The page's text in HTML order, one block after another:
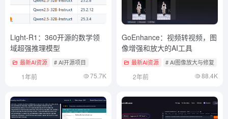
Light-R1：360开源的数学领
域超强推理模型
最新AI资源 # AI开源项目
1年前 75.7K
GoEnhance：视频转视频，图
像增强和放大的AI工具
最新AI资源 # AI图像放大与修复
2年前 88.4K